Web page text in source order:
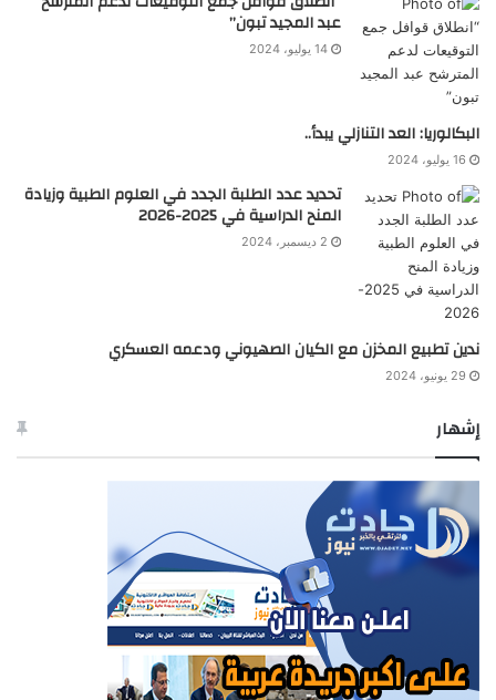
عبد المجيد تبون”
14 يوليو، 2024
البكالوريا: العد التنازلي يبدأ..
16 يوليو، 2024
تحديد عدد الطلبة الجدد في العلوم الطبية وزيادة
المنح الدراسية في 2025-2026
2 ديسمبر، 2024
ندين تطبيع المخزن مع الكيان الصهيوني ودعمه العسكري
29 يونيو، 2024
إشهار